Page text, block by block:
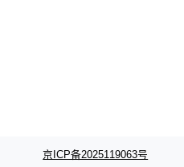
场的持续观
25.8.x 的用
京ICP备2025119063号